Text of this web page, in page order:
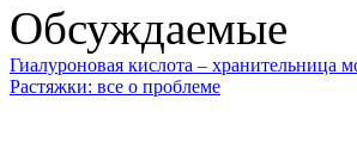
Обсуждаемые
Гиалуроновая кислота – хранительница
Растяжки: все о проблеме